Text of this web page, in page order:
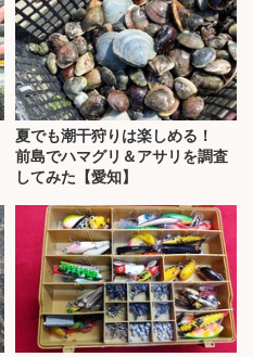
夏でも潮干狩りは楽しめる！
前島でハマグリ＆アサリを調査
してみた【愛知】